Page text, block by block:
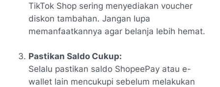
TikTok Shop sering menyediakan voucher
diskon tambahan. Jangan lupa
memanfaatkannya agar belanja lebih hemat.
Pastikan Saldo Cukup:
Selalu pastikan saldo ShopeePay atau e-
wallet lain mencukupi sebelum melakukan